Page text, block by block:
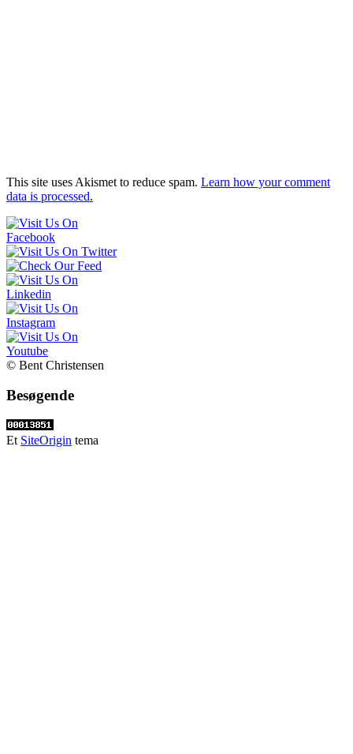
This site uses Akismet to reduce spam. Learn how your comment
data is processed.
© Bent Christensen
Besøgende
Et SiteOrigin tema